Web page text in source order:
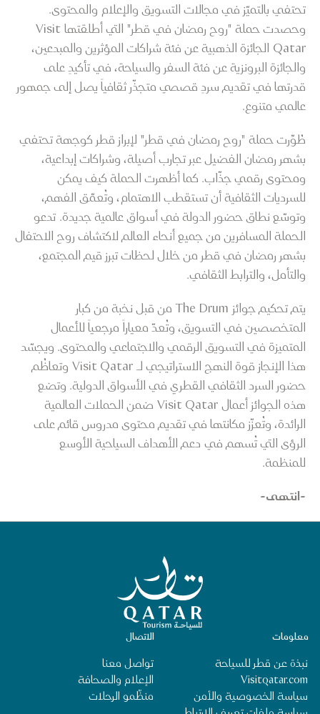
تحتفي بالتميّز في مجالات التسويق والإعلام والمحتوى.
وحصدت حملة "روح رمضان في قطر" التي أطلقتها Visit
Qatar الجائزة الذهبية عن فئة شراكات المؤثرين والمبدعين،
والجائزة البرونزية عن فئة السفر والسياحة، في تأكيدٍ على
قدرتها في تقديم سردٍ قصصي متجذّر ثقافياً يصل إلى جمهور
عالمي متنوع.
طُوِّرت حملة "روح رمضان في قطر" لإبراز قطر كوجهة تحتفي
بشهر رمضان الفضيل عبر تجارب أصيلة، وشراكات إبداعية،
ومحتوى رقمي جذّاب. كما أظهرت الحملة كيف يمكن
للسرديات الثقافية أن تستقطب الاهتمام، وتُعمّق الفهم،
وتوسّع نطاق حضور الدولة في أسواق عالمية جديدة. تدعو
الحملة المسافرين من جميع أنحاء العالم لاكتشاف روح الاحتفال
بشهر رمضان في قطر من خلال لحظات تبرز قيم المجتمع،
والتأمل، والترابط الثقافي.
يتم تحكيم جوائز The Drum من قبل نخبة من كبار
المتخصصين في التسويق، وتُعدّ معياراً مرجعياً للأعمال
المتميزة في التسويق الرقمي والاجتماعي والمحتوى. ويجسّد
هذا الإنجاز قوة النهج الاستراتيجي لـ Visit Qatar وتعاظُم
حضور السرد الثقافي القطري في الأسواق الدولية. وتضع
هذه الجوائز أعمال Visit Qatar ضمن الحملات العالمية
الرائدة، وتُعزّز مكانتها في تقديم محتوى مدروس قائم على
الرؤى التي تُسهم في دعم الأهداف السياحية الأوسع
للمنظمة.
-انتهى-
الصفحة الرئيسية لقطر للسياحة
الاتصال
تواصل معنا
الإعلام والصحافة
منظِّمو الرحلات
معلومات
نبذة عن قطر للسياحة
Visitqatar.com
سياسة الخصوصية والأمن